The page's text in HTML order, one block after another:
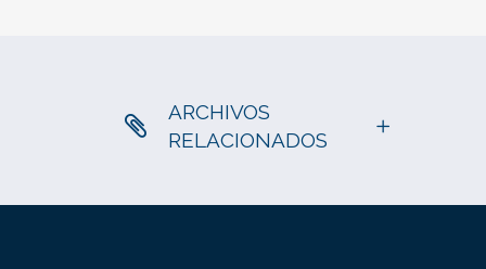
ARCHIVOS
RELACIONADOS